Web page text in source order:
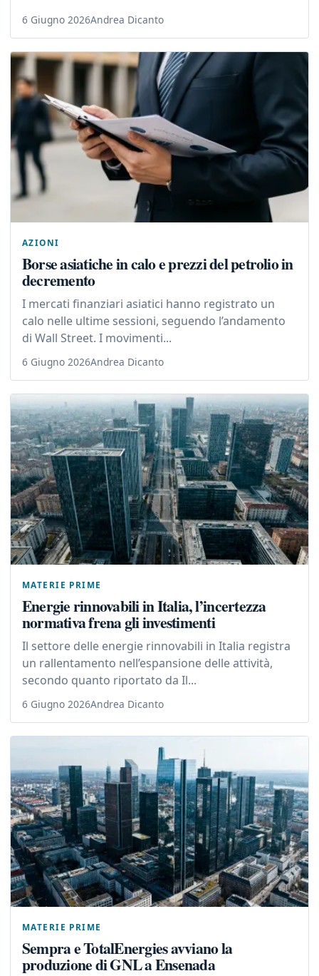
6 Giugno 2026Andrea Dicanto
AZIONI
Borse asiatiche in calo e prezzi del petrolio in
decremento
I mercati finanziari asiatici hanno registrato un
calo nelle ultime sessioni, seguendo l’andamento
di Wall Street. I movimenti...
6 Giugno 2026Andrea Dicanto
MATERIE PRIME
Energie rinnovabili in Italia, l’incertezza
normativa frena gli investimenti
Il settore delle energie rinnovabili in Italia registra
un rallentamento nell’espansione delle attività,
secondo quanto riportato da Il...
6 Giugno 2026Andrea Dicanto
MATERIE PRIME
Sempra e TotalEnergies avviano la
produzione di GNL a Ensenada